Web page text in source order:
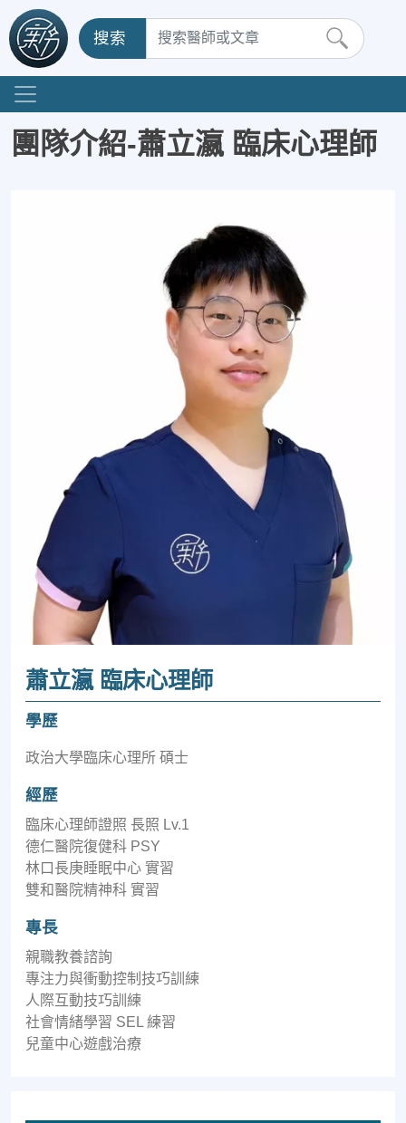
搜索
團隊介紹-蕭立瀛 臨床心理師
蕭立瀛 臨床心理師
學歷
政治大學臨床心理所 碩士
經歷
臨床心理師證照 長照 Lv.1
德仁醫院復健科 PSY
林口長庚睡眠中心 實習
雙和醫院精神科 實習
專長
親職教養諮詢
專注力與衝動控制技巧訓練
人際互動技巧訓練
社會情緒學習 SEL 練習
兒童中心遊戲治療